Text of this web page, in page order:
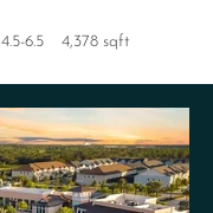
4.5-6.5 4,378 sqft